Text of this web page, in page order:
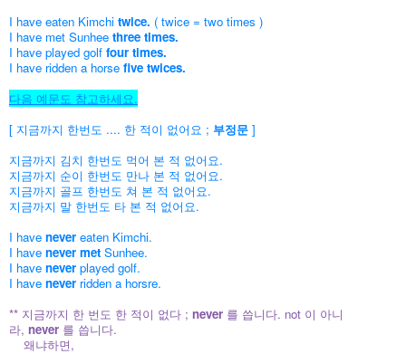
I have eaten Kimchi twice. ( twice = two times )
I have met Sunhee three times.
I have played golf four times.
I have ridden a horse five twices.
다음 예문도 참고하세요.
[ 지금까지 한번도 .... 한 적이 없어요 ; 부정문 ]
지금까지 김치 한번도 먹어 본 적 없어요.
지금까지 순이 한번도 만나 본 적 없어요.
지금까지 골프 한번도 쳐 본 적 없어요.
지금까지 말 한번도 타 본 적 없어요.
I have never eaten Kimchi.
I have never met Sunhee.
I have never played golf.
I have never ridden a horsre.
** 지금까지 한 번도 한 적이 없다 ; never 를 씁니다. not 이 아니
라, never 를 씁니다.
왜냐하면,